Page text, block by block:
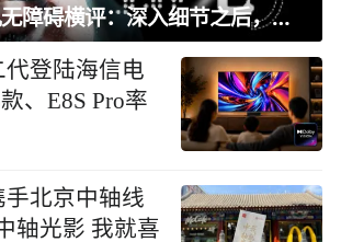
6大品牌手机无障碍横评：深入细节之后，似乎只有苹果能挺住？｜ 看见2026
登陆海信电
、E8S Pro率
北京中轴线
轴光影 我就喜